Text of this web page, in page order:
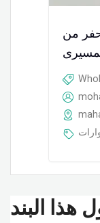
من
هذا البند